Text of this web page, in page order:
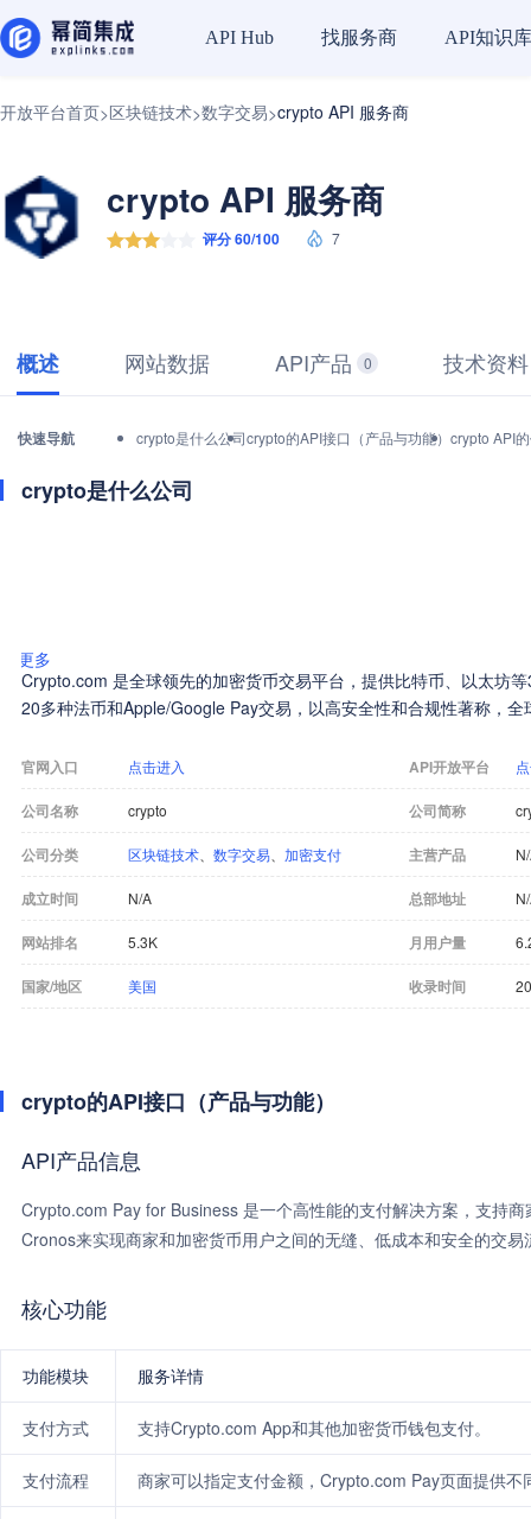
API Hub 找服务商 API知识库
开放平台首页>区块链技术>数字交易>crypto API 服务商
crypto API 服务商
评分 60/100 7
概述 网站数据 API产品 0 技术资料
快速导航 crypto是什么公司crypto的API接口（产品与功能） crypto API
crypto是什么公司
更多
Crypto.com 是全球领先的加密货币交易平台，提供比特币、以太坊
20多种法币和Apple/Google Pay交易，以高安全性和合规性著称，
官网入口 点击进入 API开放平台
公司名称 crypto 公司简称
公司分类 区块链技术 数字交易 加密支付 主营产品
成立时间 N/A 总部地址
网站排名 5.3K 月用户量
国家/地区 美国 收录时间
crypto的API接口（产品与功能）
API产品信息
Crypto.com Pay for Business 是一个高性能的支付解决方案，支持
Cronos来实现商家和加密货币用户之间的无缝、低成本和安全的交易
核心功能
功能模块 服务详情
支付方式 支持Crypto.com App和其他加密货币钱包支付。
支付流程 商家可以指定支付金额，Crypto.com Pay页面提供